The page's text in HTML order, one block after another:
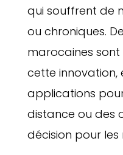
qui souffrent de
ou chroniques.
marocaines
cette
applications
distance ou des
décision pour les